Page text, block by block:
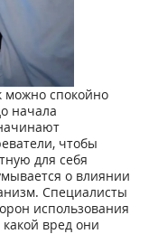
можно спокойно
начала
чтобы
для себя
о влиянии
Специалисты
использования
вред они